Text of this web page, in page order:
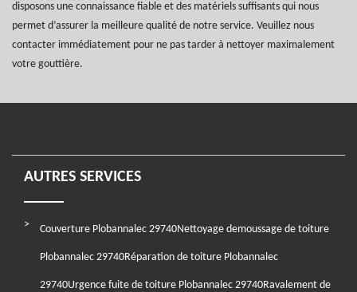
disposons une connaissance fiable et des matériels suffisants qui nous
permet d’assurer la meilleure qualité de notre service. Veuillez nous
contacter immédiatement pour ne pas tarder à nettoyer maximalement
votre gouttière.
AUTRES SERVICES
Couverture Plobannalec 29740Nettoyage demoussage de toiture
Plobannalec 29740Réparation de toiture Plobannalec
29740Urgence fuite de toiture Plobannalec 29740Ravalement de